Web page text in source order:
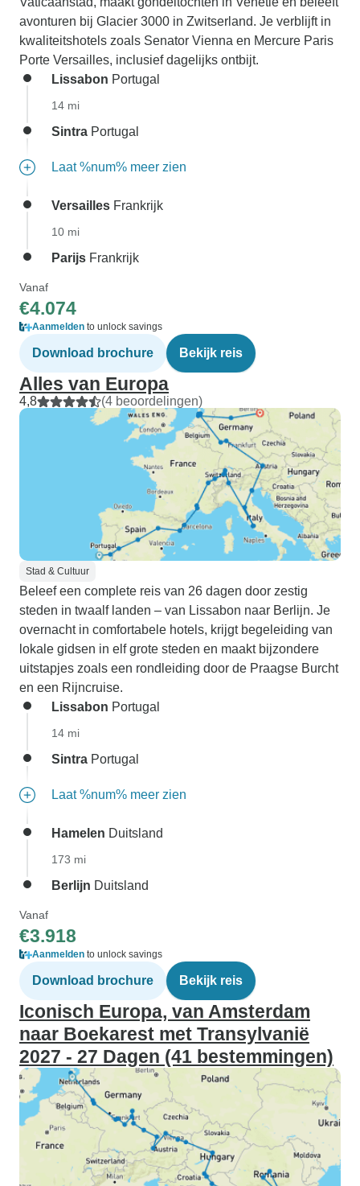
avonturen bij Glacier 3000 in Zwitserland. Je verblijft in
kwaliteitshotels zoals Senator Vienna en Mercure Paris
Porte Versailles, inclusief dagelijks ontbijt.
Lissabon Portugal
14 mi
Sintra Portugal
Laat %num% meer zien
Versailles Frankrijk
10 mi
Parijs Frankrijk
Vanaf
€4.074
Aanmelden to unlock savings
Download brochure Bekijk reis
Alles van Europa
4,8 (4 beoordelingen)
Stad & Cultuur
Beleef een complete reis van 26 dagen door zestig
steden in twaalf landen – van Lissabon naar Berlijn. Je
overnacht in comfortabele hotels, krijgt begeleiding van
lokale gidsen in elf grote steden en maakt bijzondere
uitstapjes zoals een rondleiding door de Praagse Burcht
en een Rijncruise.
Lissabon Portugal
14 mi
Sintra Portugal
Laat %num% meer zien
Hamelen Duitsland
173 mi
Berlijn Duitsland
Vanaf
€3.918
Aanmelden to unlock savings
Download brochure Bekijk reis
Iconisch Europa, van Amsterdam
naar Boekarest met Transylvanië
2027 - 27 Dagen (41 bestemmingen)